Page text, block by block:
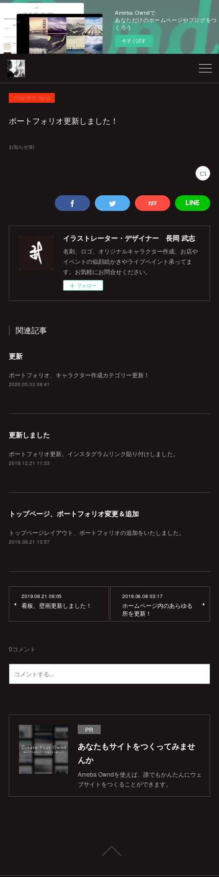
Ameba Owndで
あなただけのホームページやブログをつ
くろう
今すぐ試す
2019.08.21 09:04
ポートフォリオ更新しました！
お知らせ(8)
イラストレーター・デザイナー 長岡 武志
名刺、ロゴ、オリジナルキャラクター作成、お店や
イベントの似顔絵かきやライブペイント承ってま
す。お気軽にお問合せください。
フォロー
関連記事
更新
ポートフォリオ、キャラクター作成カテゴリー更新！
2020.05.03 08:41
更新しました
ポートフォリオ更新。インスタグラムリンク貼り付けしました。
2019.12.21 11:33
トップページ、ポートフォリオ変更＆追加
トップページレイアウト、ポートフォリオの追加をいたしました。
2019.09.21 13:57
2019.08.21 09:05
看板、壁画更新しました！
2019.06.08 03:17
ホームページ内のあらゆる
所を更新！
0コメント
PR
あなたもサイトをつくってみませ
んか
Ameba Owndを使えば、誰でもかんたんにウェ
ブサイトをつくることができます。